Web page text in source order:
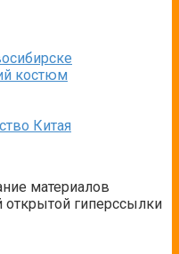
костюм
Китая
материалов
открытой гиперссылки